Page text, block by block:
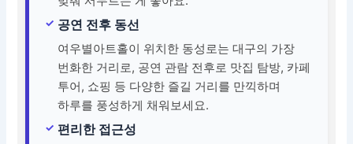
공연 전후 동선
여우별아트홀이 위치한 동성로는 대구의 가장
번화한 거리로, 공연 관람 전후로 맛집 탐방, 카페
투어, 쇼핑 등 다양한 즐길 거리를 만끽하며
하루를 풍성하게 채워보세요.
편리한 접근성